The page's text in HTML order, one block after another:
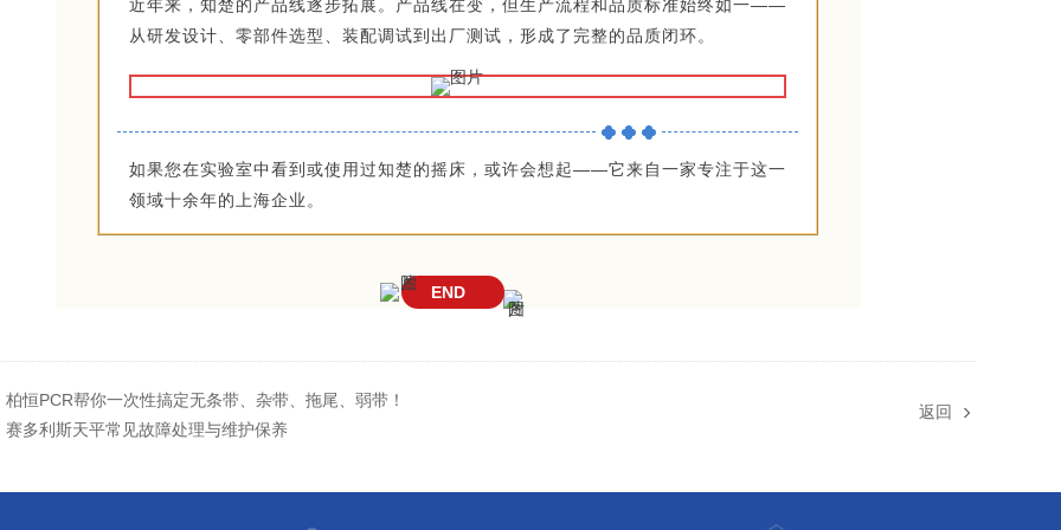
近年来，知楚的产品线逐步拓展。产品线在变，但生产流程和品质标准始终如一——
从研发设计、零部件选型、装配调试到出厂测试，形成了完整的品质闭环。
如果您在实验室中看到或使用过知楚的摇床，或许会想起——它来自一家专注于这一
领域十余年的上海企业。
END
柏恒PCR帮你一次性搞定无条带、杂带、拖尾、弱带！
赛多利斯天平常见故障处理与维护保养
返回